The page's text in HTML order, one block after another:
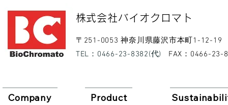
​株式会社バイオクロマト​
​〒251-0053 神奈川県藤沢市本町1-12-19
​TEL：0466-23-8382(代)
​FAX：0466-23-
Company Product